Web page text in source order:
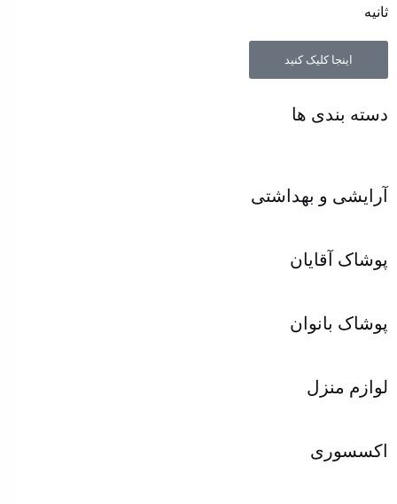
ثانیه
اینجا کلیک کنید
دسته بندی ها
آرایشی و بهداشتی
پوشاک آقایان
پوشاک بانوان
لوازم منزل
اکسسوری